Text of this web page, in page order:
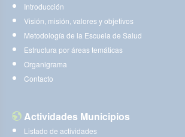
Introducción
Visión, misión, valores y objetivos
Metodología de la Escuela de Salud
Estructura por áreas temáticas
Organigrama
Contacto
Actividades Municipios
Listado de actividades